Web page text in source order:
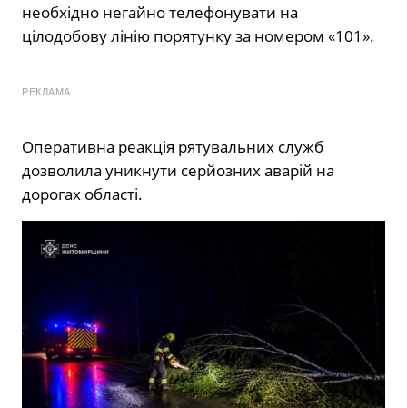
необхідно негайно телефонувати на
цілодобову лінію порятунку за номером «101».
РЕКЛАМА
Оперативна реакція рятувальних служб
дозволила уникнути серйозних аварій на
дорогах області.